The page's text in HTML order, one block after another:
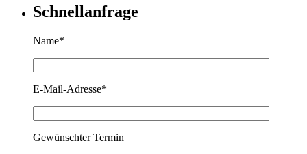
Schnellanfrage
Name*
E-Mail-Adresse*
Gewünschter Termin